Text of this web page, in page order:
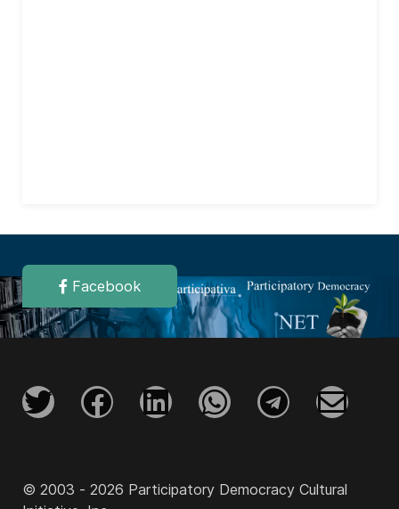
Facebook
© 2003 - 2026 Participatory Democracy Cultural